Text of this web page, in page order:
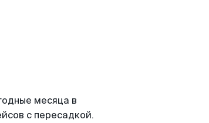
месяца в
с пересадкой.